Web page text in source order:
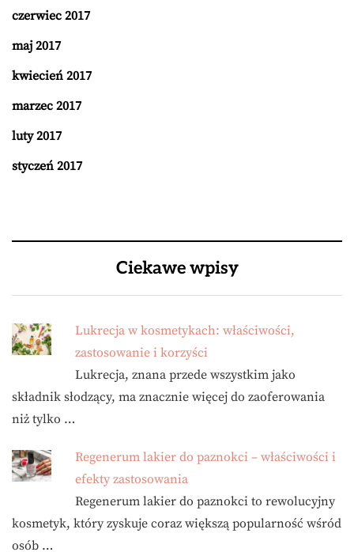
czerwiec 2017
maj 2017
kwiecień 2017
marzec 2017
luty 2017
styczeń 2017
Ciekawe wpisy
Lukrecja w kosmetykach: właściwości,
zastosowanie i korzyści
Lukrecja, znana przede wszystkim jako
składnik słodzący, ma znacznie więcej do zaoferowania
niż tylko …
Regenerum lakier do paznokci – właściwości i
efekty zastosowania
Regenerum lakier do paznokci to rewolucyjny
kosmetyk, który zyskuje coraz większą popularność wśród
osób …